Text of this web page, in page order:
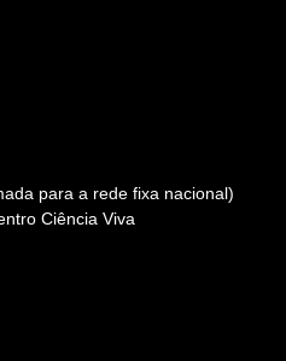
para a rede fixa nacional)
Ciência Viva